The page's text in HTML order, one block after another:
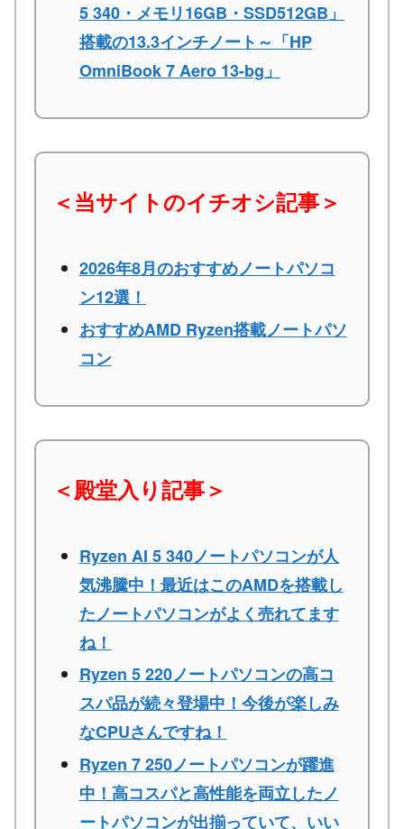
5 340・メモリ16GB・SSD512GB」
搭載の13.3インチノート～「HP
OmniBook 7 Aero 13-bg」
＜当サイトのイチオシ記事＞
2026年8月のおすすめノートパソコ
ン12選！
おすすめAMD Ryzen搭載ノートパソ
コン
＜殿堂入り記事＞
Ryzen AI 5 340ノートパソコンが人
気沸騰中！最近はこのAMDを搭載し
たノートパソコンがよく売れてます
ね！
Ryzen 5 220ノートパソコンの高コ
スパ品が続々登場中！今後が楽しみ
なCPUさんですね！
Ryzen 7 250ノートパソコンが躍進
中！高コスパと高性能を両立したノ
ートパソコンが出揃っていて、いい